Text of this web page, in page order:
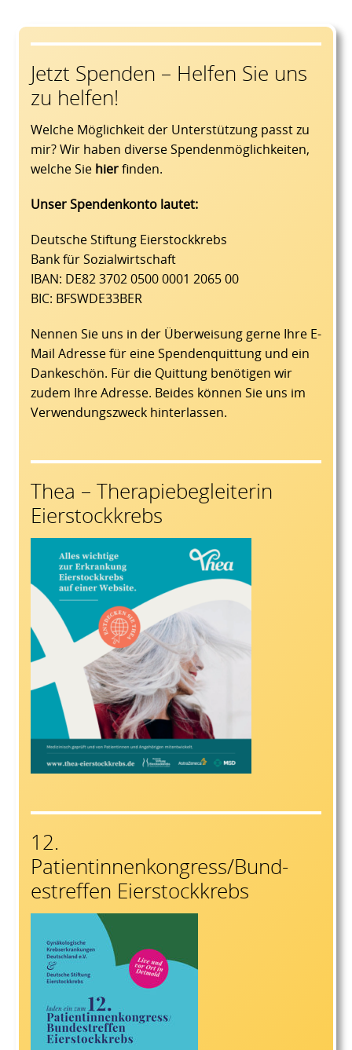
Jetzt Spenden – Helfen Sie uns
zu helfen!
Welche Möglichkeit der Unterstützung passt zu
mir? Wir haben diverse Spendenmöglichkeiten,
welche Sie hierfinden.
Unser Spendenkonto lautet:
Deutsche Stiftung Eierstockkrebs
Bank für Sozialwirtschaft
IBAN: DE82 3702 0500 0001 2065 00
BIC: BFSWDE33BER
Nennen Sie uns in der Überweisung gerne Ihre E-
Mail Adresse für eine Spendenquittung und ein
Dankeschön. Für die Quittung benötigen wir
zudem Ihre Adresse. Beides können Sie uns im
Verwendungszweck hinterlassen.
Thea – Therapiebegleiterin
Eierstockkrebs
12.
Patientinnenkongress/Bund-
estreffen Eierstockkrebs